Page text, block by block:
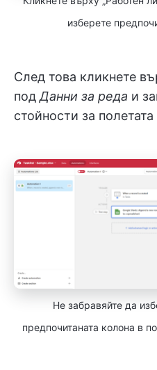
изберете
След това кликнете
подДанни за реда и
стойности за
Не забравяйте да
предпочитаната колона в